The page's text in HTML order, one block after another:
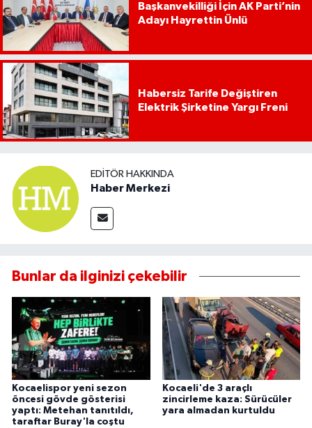
Başkanvekilliği İçin AK Parti’nin
Adayı Hayrettin Ünlü
Habersiz Tarife Değiştiren
Elektrik Şirketine Yargı Freni
EDITÖR HAKKINDA
Haber Merkezi
Bunlar da ilginizi çekebilir
Kocaelispor yeni sezon
öncesi gövde gösterisi
yaptı: Metehan tanıtıldı,
taraftar Buray'la coştu
Kocaeli'de 3 araçlı
zincirleme kaza: Sürücüler
yara almadan kurtuldu